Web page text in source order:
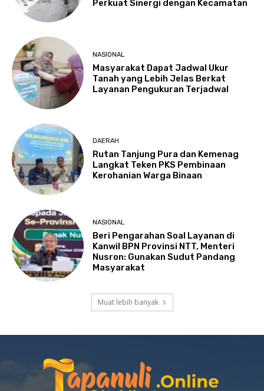
Perkuat Sinergi dengan Kecamatan
NASIONAL
Masyarakat Dapat Jadwal Ukur
Tanah yang Lebih Jelas Berkat
Layanan Pengukuran Terjadwal
DAERAH
Rutan Tanjung Pura dan Kemenag
Langkat Teken PKS Pembinaan
Kerohanian Warga Binaan
NASIONAL
Beri Pengarahan Soal Layanan di
Kanwil BPN Provinsi NTT, Menteri
Nusron: Gunakan Sudut Pandang
Masyarakat
Muat lebih banyak